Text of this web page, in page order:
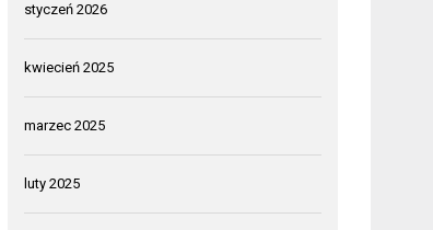
styczeń 2026
kwiecień 2025
marzec 2025
luty 2025